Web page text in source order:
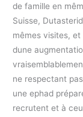
de famille en
Suisse,
mêmes visites,
dune
ne respectant
une ephad
recrutent et à